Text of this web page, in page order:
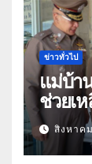
ข่าวทั่วไป
แม่บ้า
ช่วยเ
ธิดา ข้าราชการตำรวจจังหวัด
อุทัยธ
สิงหาค